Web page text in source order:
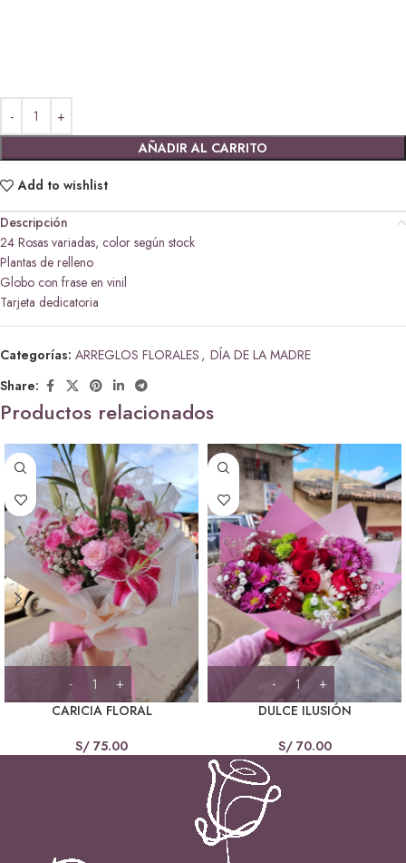
AÑADIR AL CARRITO
Add to wishlist
Descripción
24 Rosas variadas, color según stock
Plantas de relleno
Globo con frase en vinil
Tarjeta dedicatoria
Categorías: ARREGLOS FLORALES , DÍA DE LA MADRE
Share:
Productos relacionados
CARICIA FLORAL
S/ 75.00
DULCE ILUSIÓN
S/70.00